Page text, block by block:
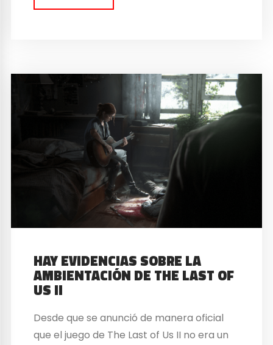
HAY EVIDENCIAS SOBRE LA
AMBIENTACIÓN DE THE LAST OF
US II
Desde que se anunció de manera oficial
que el juego de The Last of Us II no era un